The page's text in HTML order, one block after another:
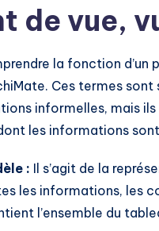
de vue,
la fonction d’un
Ces termes
informelles, mais
les informations
: Il s’agit de la
les informations, les
l’ensemble du